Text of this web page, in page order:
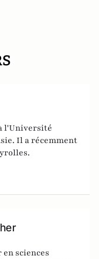
l'Université
Il a récemment
sciences